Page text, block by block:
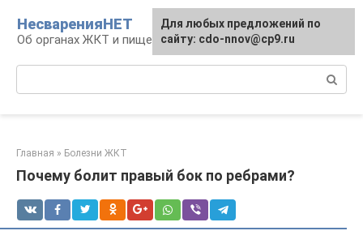
контенту
НесваренияНЕТ
Об органах ЖКТ и пищеварении
Главная » Болезни ЖКТ
Почему болит правый бок по ребрами?
Для любых предложений по
сайту: cdo-nnov@cp9.ru